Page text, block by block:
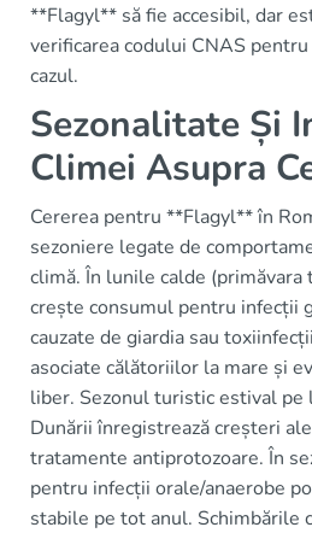
**Flagyl** să fie accesibil, dar
verificarea codului CNAS
cazul.
Sezonalitate Și
Climei Asupra
Cererea pentru **Flagyl** în
sezoniere legate de
climă. În lunile calde
crește consumul pentru infecții
cauzate de giardia sau
asociate călătoriilor la mare și
liber. Sezonul turistic estival
Dunării înregistrează creșteri
tratamente antiprotozoare. În
pentru infecții orale/anaerobe
stabile pe tot anul. Schimbările